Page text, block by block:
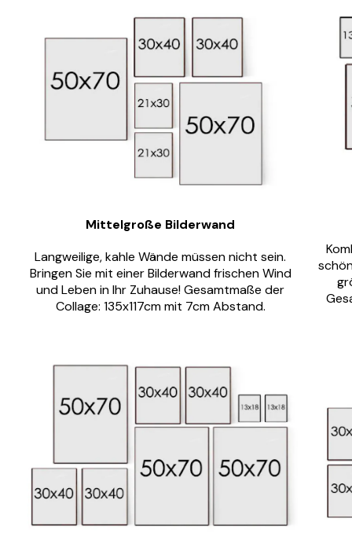
Mittelgroße Bilderwand
Langweilige, kahle Wände müssen nicht sein.
Bringen Sie mit einer Bilderwand frischen Wind
und Leben in Ihr Zuhause! Gesamtmaße der
Collage: 135x117cm mit 7cm Abstand.